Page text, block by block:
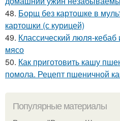
48. Борщ без картошке в
картошки (с курицей)
49. Классический люля-
мясо
50. Как приготовить кашу
помола. Рецепт пшеничной
Популярные материалы